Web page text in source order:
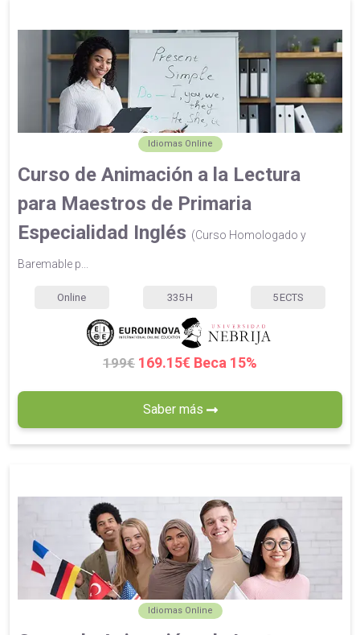
Idiomas Online
Curso de Animación a la Lectura
para Maestros de Primaria
Especialidad Inglés (Curso Homologado y
Baremable p...
Online 335 H 5 ECTS
199€ 169.15€ Beca 15%
Saber más
Idiomas Online